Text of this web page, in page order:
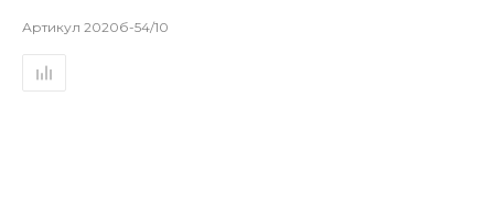
Артикул 2020б-54/10